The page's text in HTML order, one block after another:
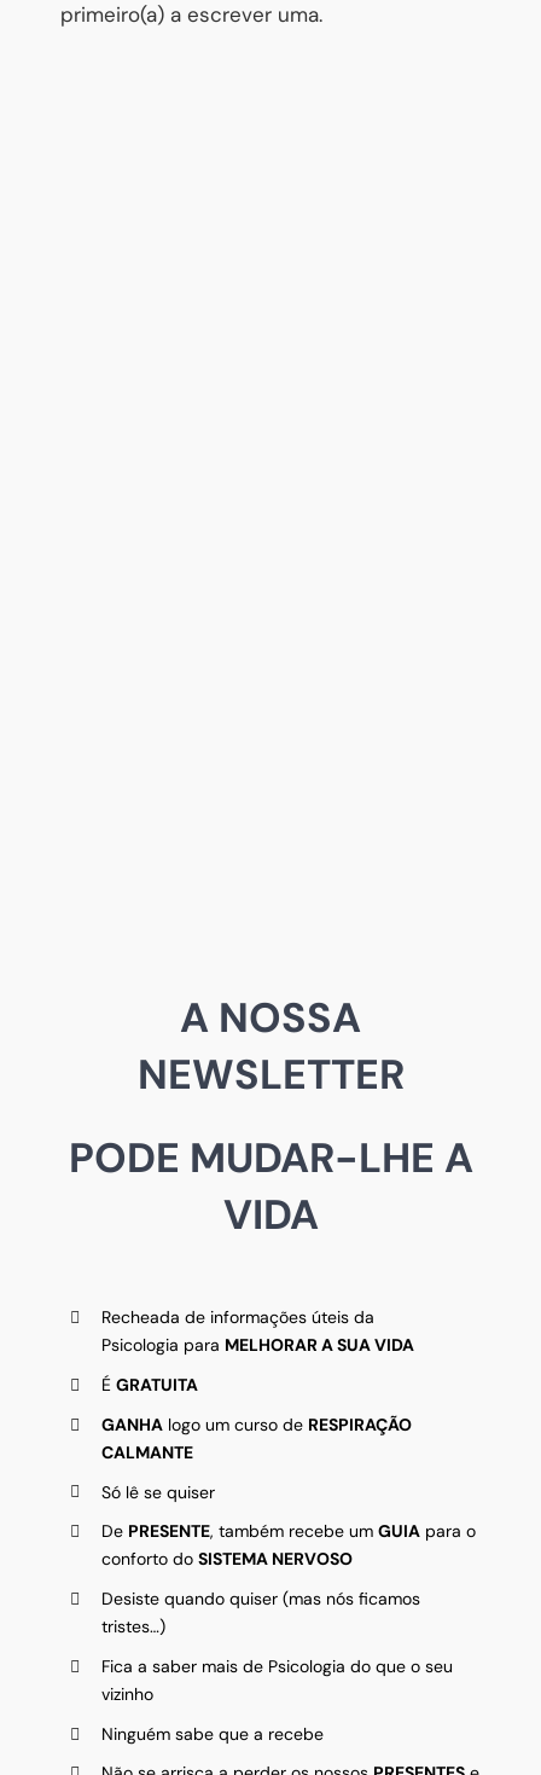
primeiro(a) a escrever uma.
A NOSSA
NEWSLETTER
PODE MUDAR-LHE A
VIDA
Recheada de informações úteis da
Psicologia para MELHORAR A SUA VIDA
É GRATUITA
GANHAlogo um curso de RESPIRAÇÃO
CALMANTE
Só lê se quiser
De PRESENTE, também recebe um GUIApara o
conforto do SISTEMA NERVOSO
Desiste quando quiser (mas nós ficamos
tristes…)
Fica a saber mais de Psicologia do que o seu
vizinho
Ninguém sabe que a recebe